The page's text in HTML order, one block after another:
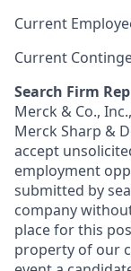
Current
Current
Search Firm
Merck & Co.,
Merck Sharp &
accept
employment
submitted by
company
place for this
property of our